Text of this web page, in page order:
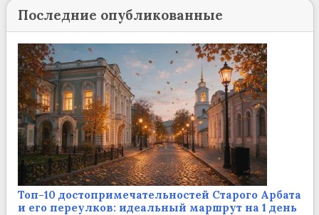
Последние опубликованные
Топ-10 достопримечательностей Старого Арбата
и его переулков: идеальный маршрут на 1 день